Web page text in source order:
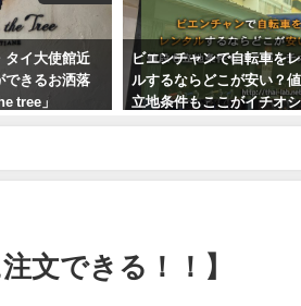
タイ大使館近
できるお洒落
tree」
ビエンチャンで自転車を
ルするならどこが安い？
立地条件もここがイチオ
文できる！！】